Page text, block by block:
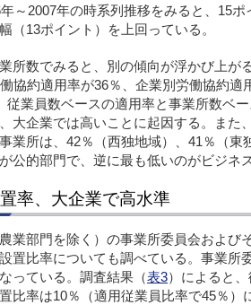
～2007年の時系列推移をみると、15
（13ポイント）を上回っている。
所数でみると、別の傾向が浮かび上が
協約適用率が36％、企業別労働協約適
従業員数ベースの適用率と事業所数ベ
大企業では高いことに起因する。また
業所は、42％（西独地域）、41％（東
公的部門で、逆に最も低いのがビジネ
率、大企業で高水準
業部門を除く）の事業所委員会および
置比率についても調べている。事業所
っている。調査結果（表3）によると
比率は10％（適用従業員比率で45％